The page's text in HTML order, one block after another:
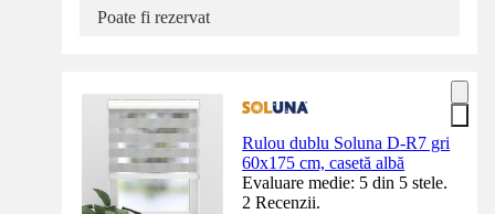
Poate fi rezervat
Rulou dublu Soluna D-R7 gri
60x175 cm, casetă albă
Evaluare medie: 5 din 5 stele.
2 Recenzii.